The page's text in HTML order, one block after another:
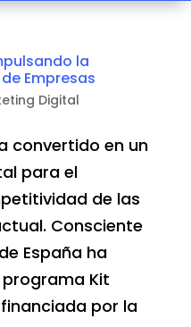
la
Empresas
Digital
convertido en un
para el
de las
Consciente
España ha
Kit
por la